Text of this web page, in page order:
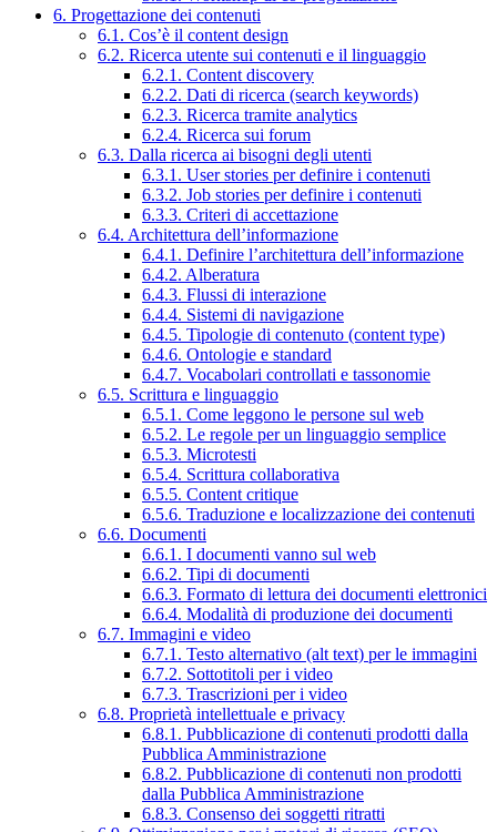
6. Progettazione dei contenuti
6.1. Cos’è il content design
6.2. Ricerca utente sui contenuti e il linguaggio
6.2.1. Content discovery
6.2.2. Dati di ricerca (search keywords)
6.2.3. Ricerca tramite analytics
6.2.4. Ricerca sui forum
6.3. Dalla ricerca ai bisogni degli utenti
6.3.1. User stories per definire i contenuti
6.3.2. Job stories per definire i contenuti
6.3.3. Criteri di accettazione
6.4. Architettura dell’informazione
6.4.1. Definire l’architettura dell’informazione
6.4.2. Alberatura
6.4.3. Flussi di interazione
6.4.4. Sistemi di navigazione
6.4.5. Tipologie di contenuto (content type)
6.4.6. Ontologie e standard
6.4.7. Vocabolari controllati e tassonomie
6.5. Scrittura e linguaggio
6.5.1. Come leggono le persone sul web
6.5.2. Le regole per un linguaggio semplice
6.5.3. Microtesti
6.5.4. Scrittura collaborativa
6.5.5. Content critique
6.5.6. Traduzione e localizzazione dei contenuti
6.6. Documenti
6.6.1. I documenti vanno sul web
6.6.2. Tipi di documenti
6.6.3. Formato di lettura dei documenti elettronici
6.6.4. Modalità di produzione dei documenti
6.7. Immagini e video
6.7.1. Testo alternativo (alt text) per le immagini
6.7.2. Sottotitoli per i video
6.7.3. Trascrizioni per i video
6.8. Proprietà intellettuale e privacy
6.8.1. Pubblicazione di contenuti prodotti dalla
Pubblica Amministrazione
6.8.2. Pubblicazione di contenuti non prodotti
dalla Pubblica Amministrazione
6.8.3. Consenso dei soggetti ritratti